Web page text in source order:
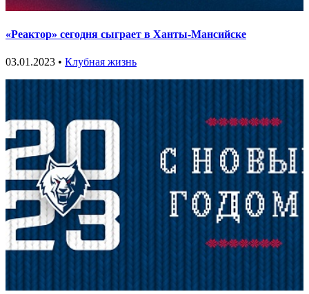
«Реактор» сегодня сыграет в Ханты-Мансийске
03.01.2023 • Клубная жизнь